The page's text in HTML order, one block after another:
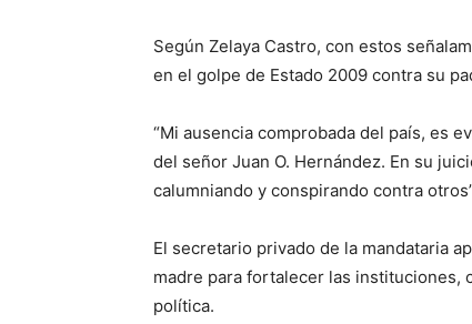
Según Zelaya Castro, con estos
en el golpe de Estado 2009 contra su
“Mi ausencia comprobada del país, es
del señor Juan O. Hernández. En su
calumniando y conspirando contra
El secretario privado de la mandataria
madre para fortalecer las instituciones,
política.